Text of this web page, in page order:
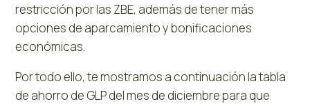
restricción por las ZBE, además de tener más
opciones de aparcamiento y bonificaciones
económicas.
Por todo ello, te mostramos a continuación la tabla
de ahorro de GLP del mes de diciembre para que